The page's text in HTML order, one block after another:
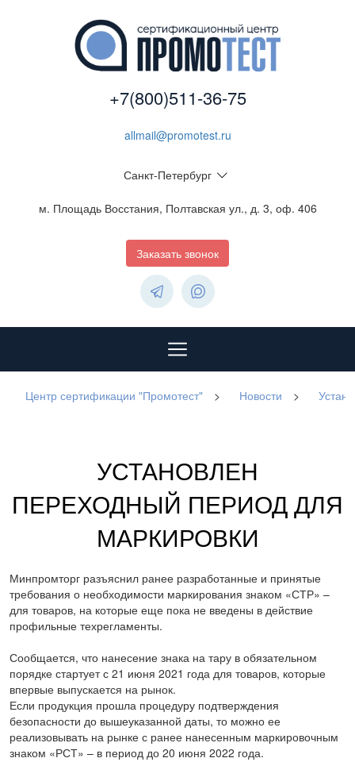
+7(800)511-36-75
allmail@promotest.ru
Санкт-Петербург
м. Площадь Восстания, Полтавская ул., д. 3, оф. 406
Заказать звонок
Центр сертификации "Промотест" > Новости >
УСТАНОВЛЕН
ПЕРЕХОДНЫЙ ПЕРИОД ДЛЯ
МАРКИРОВКИ
Минпромторг разъяснил ранее разработанные и принятые
требования о необходимости маркирования знаком «СТР» –
для товаров, на которые еще пока не введены в действие
профильные техрегламенты.
Сообщается, что нанесение знака на тару в обязательном
порядке стартует с 21 июня 2021 года для товаров, которые
впервые выпускается на рынок.
Если продукция прошла процедуру подтверждения
безопасности до вышеуказанной даты, то можно ее
реализовывать на рынке с ранее нанесенным маркировочным
знаком «РСТ» – в период до 20 июня 2022 года.